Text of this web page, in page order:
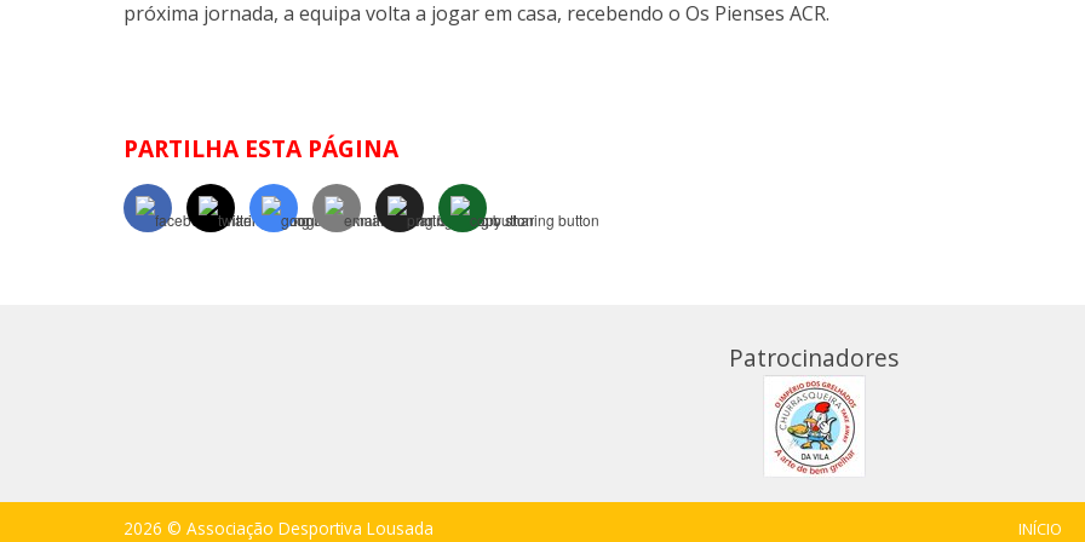
próxima jornada, a equipa volta a jogar em casa, recebendo o Os Pienses ACR.
PARTILHA ESTA PÁGINA
Patrocinadores
2026 © Associação Desportiva Lousada INÍCIO